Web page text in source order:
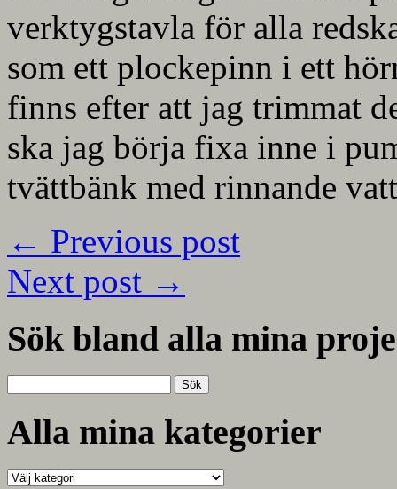
verktygstavla för alla
som ett plockepinn i ett
finns efter att jag trimmat
ska jag börja fixa inne i
tvättbänk med rinnande
← Previous post
Next post →
Sök bland alla mina
efter:
Alla mina kategorier
Alla